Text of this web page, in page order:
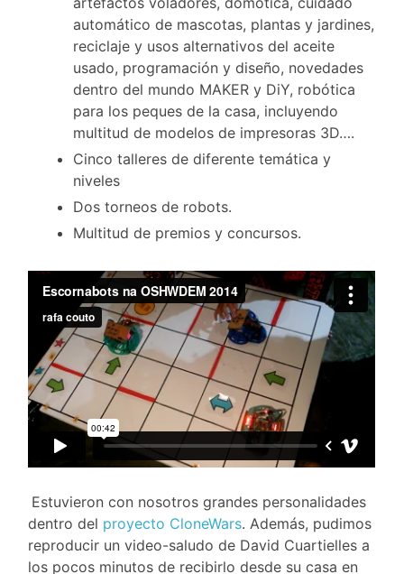
automático de mascotas, plantas y jardines,
reciclaje y usos alternativos del aceite
usado, programación y diseño, novedades
dentro del mundo MAKER y DiY, robótica
para los peques de la casa, incluyendo
multitud de modelos de impresoras 3D….
Cinco talleres de diferente temática y
niveles
Dos torneos de robots.
Multitud de premios y concursos.
Estuvieron con nosotros grandes personalidades
dentro del proyecto CloneWars. Además, pudimos
reproducir un video-saludo de David Cuartielles a
los pocos minutos de recibirlo desde su casa en